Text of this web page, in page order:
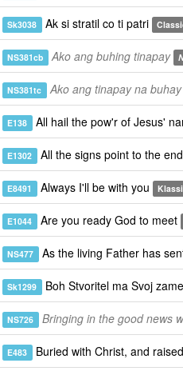
Sk3038 Ak si stratil co ti patri
NS381cb Ako ang buhing tinapay
NS381tc Ako ang tinapay na buhay
E138 All hail the pow'r of Jesus'
E1302 All the signs point to the end
E8491 Always I'll be with you
E1044 Are you ready God to meet
NS477 As the living Father has
Sk1299 Boh Stvoritel ma Svoj
NS726 Bringing in the good news
E483 Buried with Christ, and